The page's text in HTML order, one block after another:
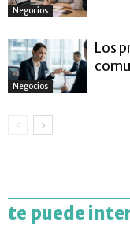
Negocios
Negocios
Los
te puede